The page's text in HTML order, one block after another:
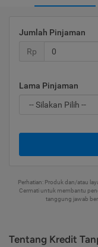
Jumlah Pinjaman
Rp
Lama Pinjaman
Perhatian: Produk dan/atau
Cermati untuk membantu
tanggung jawab
Tentang Kredit